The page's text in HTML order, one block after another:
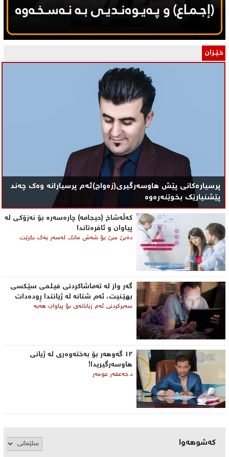
خـێـزان
پرسیارەکانی پێش هاوسەرگیری(زەواج)ئەم پرسیارانە وەک چەند
پێشنیارێک بخوێنەرەوە
کەڵەشاخ (حیجامە) چارەسەرە بۆ نەزۆکی لە
پیاوان و ئافرەتاندا
دەبێ سێ بۆ شەش مانگ لەسەر یەک بكرێت
گه‌ر واز له‌ ته‌ماشاكردنی فیلمی ‌سێكسی
بهێنیت، ئه‌م شتانه‌ له‌ ژیانتدا ڕوده‌دات
سه‌یركردنی ئه‌م زیانانه‌ی‌ بۆ پیاوان هه‌یه‌
١٢ گەوهەر بۆ بەختەوەری لە ژیانی
هاوسەرگیریدا!
د.جەعفەر عومەر
کەشوهەوا